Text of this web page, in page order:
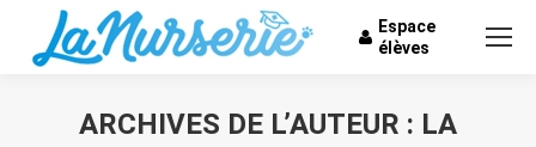
Espace
élèves
ARCHIVES DE L’AUTEUR : LA